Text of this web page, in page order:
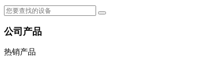
公司产品
热销产品